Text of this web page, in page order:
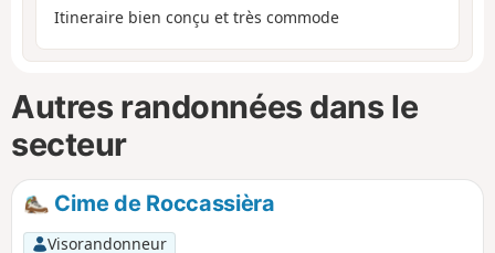
Itineraire bien conçu et très commode
Autres randonnées dans le
secteur
Cime de Roccassièra
Visorandonneur